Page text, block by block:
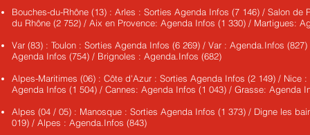
Bouches-du-Rhône (13) : Arles : Sorties Agenda Infos (7 146) / Salon
du Rhône (2 752) / Aix en Provence: Agenda Infos (1 330) / Martigues:
Var (83) : Toulon : Sorties Agenda Infos (6 269) / Var : Agenda.Infos
Agenda Infos (754) / Brignoles : Agenda.Infos (682)
Alpes-Maritimes (06) : Côte d'Azur : Sorties Agenda Infos (2 149) /
Agenda Infos (1 504) / Cannes: Agenda Infos (1 043) / Grasse: Agenda
Alpes (04 / 05) : Manosque : Sorties Agenda Infos (1 373) / Digne les
019) / Alpes : Agenda.Infos (843)